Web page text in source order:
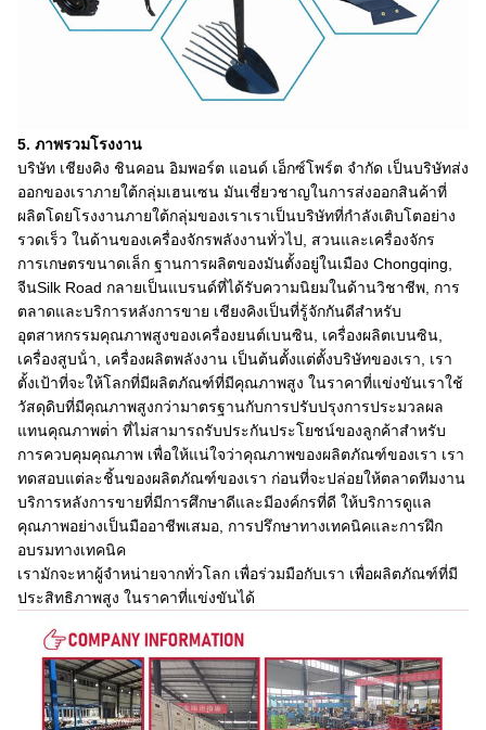
5. ภาพรวมโรงงาน
บริษัท เชียงคิง ชินคอน อิมพอร์ต แอนด์ เอ็กซ์โพร์ต จํากัด เป็นบริษัทส่ง
ออกของเราภายใต้กลุ่มเฮนเซน มันเชี่ยวชาญในการส่งออกสินค้าที่
ผลิตโดยโรงงานภายใต้กลุ่มของเราเราเป็นบริษัทที่กําลังเติบโตอย่าง
รวดเร็ว ในด้านของเครื่องจักรพลังงานทั่วไป, สวนและเครื่องจักร
การเกษตรขนาดเล็ก ฐานการผลิตของมันตั้งอยู่ในเมือง Chongqing,
จีนSilk Road กลายเป็นแบรนด์ที่ได้รับความนิยมในด้านวิชาชีพ, การ
ตลาดและบริการหลังการขาย เชียงคิงเป็นที่รู้จักกันดีสําหรับ
อุตสาหกรรมคุณภาพสูงของเครื่องยนต์เบนซิน, เครื่องผลิตเบนซิน,
เครื่องสูบน้ํา, เครื่องผลิตพลังงาน เป็นต้นตั้งแต่ตั้งบริษัทของเรา, เรา
ตั้งเป้าที่จะให้โลกที่มีผลิตภัณฑ์ที่มีคุณภาพสูง ในราคาที่แข่งขันเราใช้
วัสดุดิบที่มีคุณภาพสูงกว่ามาตรฐานกับการปรับปรุงการประมวลผล
แทนคุณภาพต่ํา ที่ไม่สามารถรับประกันประโยชน์ของลูกค้าสําหรับ
การควบคุมคุณภาพ เพื่อให้แน่ใจว่าคุณภาพของผลิตภัณฑ์ของเรา เรา
ทดสอบแต่ละชิ้นของผลิตภัณฑ์ของเรา ก่อนที่จะปล่อยให้ตลาดทีมงาน
บริการหลังการขายที่มีการศึกษาดีและมีองค์กรที่ดี ให้บริการดูแล
คุณภาพอย่างเป็นมืออาชีพเสมอ, การปรึกษาทางเทคนิคและการฝึก
อบรมทางเทคนิค
เรามักจะหาผู้จําหน่ายจากทั่วโลก เพื่อร่วมมือกับเรา เพื่อผลิตภัณฑ์ที่มี
ประสิทธิภาพสูง ในราคาที่แข่งขันได้